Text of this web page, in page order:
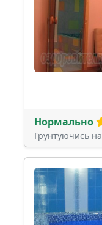
Нормально
Грунтуючись на